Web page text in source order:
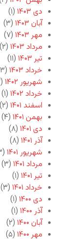
دی ۱۴۰۳
(۱)
آبان ۱۴۰۳
(۳)
مهر ۱۴۰۳
(۷)
مرداد ۱۴۰۳
(۲)
تیر ۱۴۰۳
(۱۱)
خرداد ۱۴۰۳
(۱۳)
شهریور ۱۴۰۲
(۲)
خرداد ۱۴۰۲
(۱)
اسفند ۱۴۰۱
(۲)
بهمن ۱۴۰۱
(۴)
دی ۱۴۰۱
(۸)
آذر ۱۴۰۱
(۸)
شهریور ۱۴۰۱
(۳)
مرداد ۱۴۰۱
(۳)
تیر ۱۴۰۱
(۱)
خرداد ۱۴۰۱
(۳)
دی ۱۴۰۰
(۱)
آذر ۱۴۰۰
(۱)
آبان ۱۴۰۰
(۲)
مهر ۱۴۰۰
(۵)